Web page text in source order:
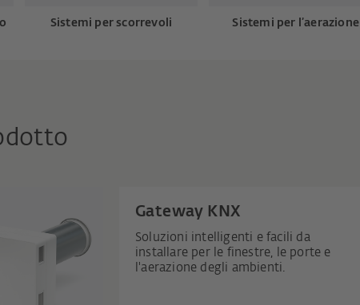
Sistemi per scorrevoli Sistemi per l’aerazione
Gateway KNX
Soluzioni intelligenti e facili da
installare per le finestre, le porte e
l'aerazione degli ambienti.